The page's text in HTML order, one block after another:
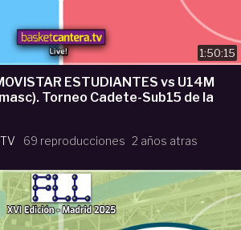
1:50:15
ESTUDIANTES vs U14M
Torneo Cadete-Sub15 de la
69 reproducciones 2 años atras